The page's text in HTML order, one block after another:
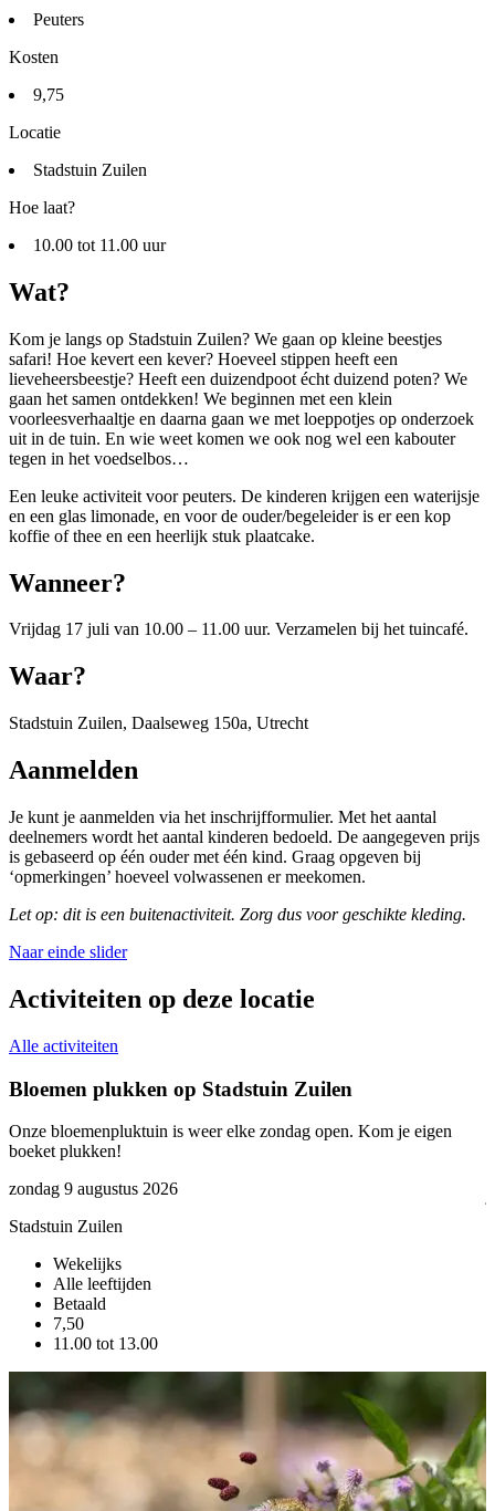
Peuters
Kosten
9,75
Locatie
Stadstuin Zuilen
Hoe laat?
10.00 tot 11.00 uur
Wat?
Kom je langs op Stadstuin Zuilen? We gaan op kleine beestjes
safari! Hoe kevert een kever? Hoeveel stippen heeft een
lieveheersbeestje? Heeft een duizendpoot écht duizend poten? We
gaan het samen ontdekken! We beginnen met een klein
voorleesverhaaltje en daarna gaan we met loeppotjes op onderzoek
uit in de tuin. En wie weet komen we ook nog wel een kabouter
tegen in het voedselbos…
Een leuke activiteit voor peuters. De kinderen krijgen een waterijsje
en een glas limonade, en voor de ouder/begeleider is er een kop
koffie of thee en een heerlijk stuk plaatcake.
Wanneer?
Vrijdag 17 juli van 10.00 – 11.00 uur. Verzamelen bij het tuincafé.
Waar?
Stadstuin Zuilen, Daalseweg 150a, Utrecht
Aanmelden
Je kunt je aanmelden via het inschrijfformulier. Met het aantal
deelnemers wordt het aantal kinderen bedoeld. De aangegeven prijs
is gebaseerd op één ouder met één kind. Graag opgeven bij
‘opmerkingen’ hoeveel volwassenen er meekomen.
Let op: dit is een buitenactiviteit. Zorg dus voor geschikte kleding.
Naar einde slider
Activiteiten op deze locatie
Alle activiteiten
Bloemen plukken op Stadstuin Zuilen
Onze bloemenpluktuin is weer elke zondag open. Kom je eigen
boeket plukken!
zondag 9 augustus 2026
Stadstuin Zuilen
Wekelijks
Alle leeftijden
Betaald
7,50
11.00 tot 13.00